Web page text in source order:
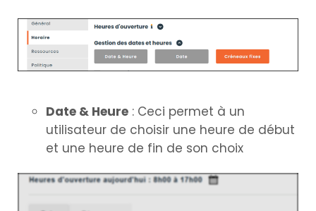
Date & Heure : Ceci permet à un
utilisateur de choisir une heure de début
et une heure de fin de son choix